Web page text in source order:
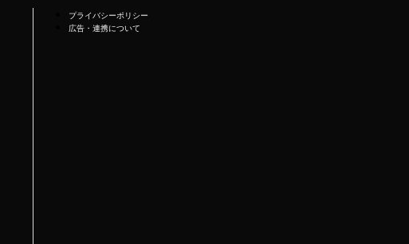
プライバシーポリシー
広告・連携について